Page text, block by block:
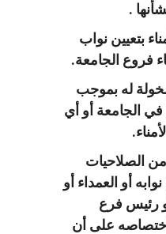
.
بتعيين نواب
فروع الجامعة.
له بموجب
في الجامعة أو أي
الصلاحيات
أو العمداء أو
رئيس فرع
على أن